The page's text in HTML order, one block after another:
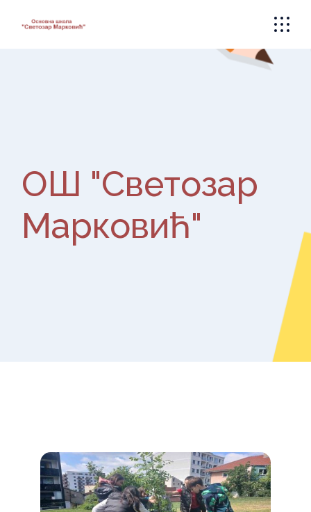
ОШ "Светозар
Марковић"